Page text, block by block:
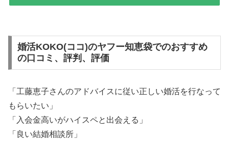
婚活KOKO(ココ)のヤフー知恵袋でのおすすめ
の口コミ、評判、評価
「工藤恵子さんのアドバイスに従い正しい婚活を行なって
もらいたい」
「入会金高いがハイスペと出会える」
「良い結婚相談所」